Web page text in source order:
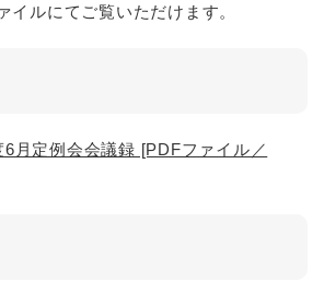
イルにてご覧いただけます。
6月定例会会議録 [PDFファイル／